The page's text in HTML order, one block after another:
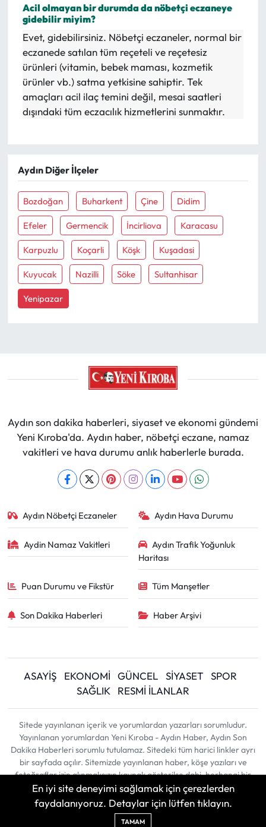
Acil olmayan bir durumda da nöbetçi eczaneye
gidebilir miyim?
Evet, gidebilirsiniz. Nöbetçi eczaneler, normal bir
eczanede satılan tüm reçeteli ve reçetesiz
ürünleri (vitamin, bebek maması, kozmetik
ürünler vb.) satma yetkisine sahiptir. Tek
amaçları acil ilaç temini değil, mesai saatleri
dışındaki tüm eczacılık hizmetlerini sunmaktır.
Aydın Diğer İlçeler
Bozdoğan Buharkent Çine Didim
Efeler Germencik İncirliova Karacasu
Karpuzlu Koçarli Köşk Kuşadasi
Kuyucak Nazilli Söke Sultanhisar
Yenipazar
Aydın son dakika haberleri, siyaset ve ekonomi gündemi
Yeni Kıroba'da. Aydın haber, nöbetçi eczane, namaz
vakitleri ve hava durumu anlık haberlerle burada.
Aydın Nöbetçi Eczaneler Aydın Hava Durumu
Aydin Namaz Vakitleri
Aydın Trafik Yoğunluk
Haritası
Puan Durumu ve Fikstür Tüm Manşetler
Son Dakika Haberleri Haber Arşivi
ASAYİŞ EKONOMİ GÜNCEL SİYASET
SPOR
SAĞLIK
RESMİ İLANLAR
Sitede yayınlanan içerik ve yorumlardan yazarları sorumludur.
Yayınlanan yorumlardan Yeni Kıroba - Aydın Haber, Aydın Son
Dakika Haberleri sorumlu tutulamaz. Sitedeki tüm harici linkler ayrı
bir sayfada açılır. Sitemizde yayınlanan haber, köşe yazıları ve
fotoğraflar izin alınmaksızın kaynak gösterilse dahi, herhangi bir
ortamda kullanılamaz ve yayınlanamaz
| Copyright © 2026
En iyi site deneyimi sağlamak için çerezlerden
faydalanıyoruz. Detaylar için lütfen tıklayın.
TAMAM